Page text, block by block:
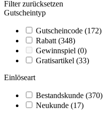
Filter zurücksetzen
Gutscheintyp
Gutscheincode (172)
Rabatt (348)
Gewinnspiel (0)
Gratisartikel (33)
Einlöseart
Bestandskunde (370)
Neukunde (17)